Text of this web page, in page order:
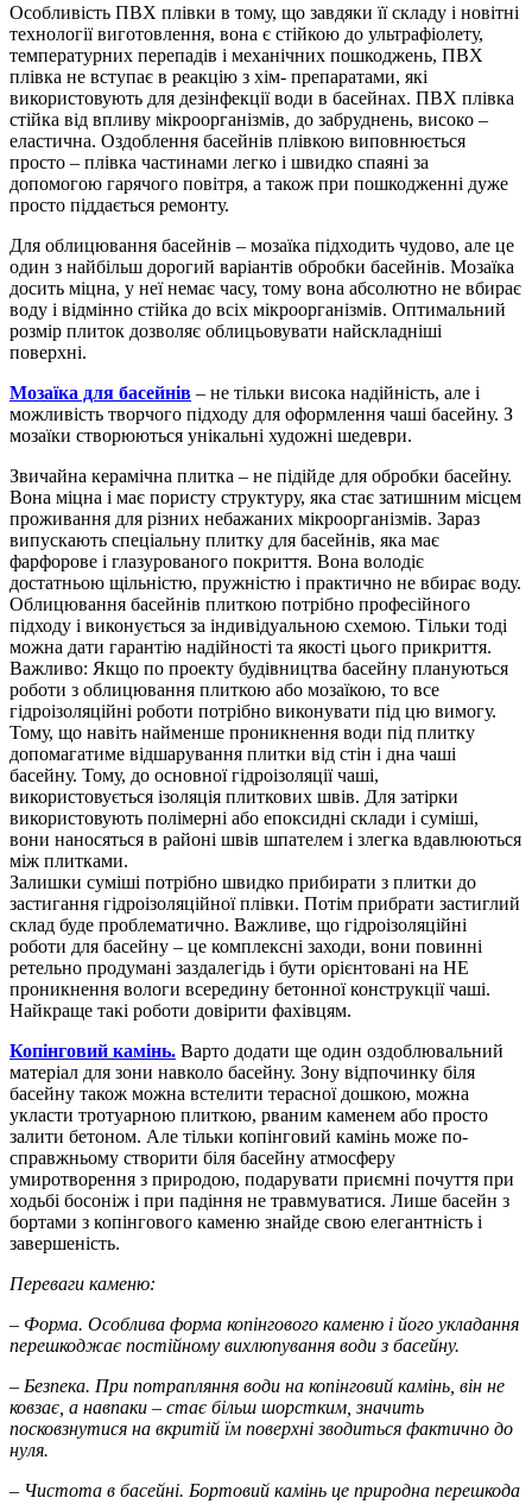
Особливість ПВХ плівки в тому, що завдяки її складу і новітні
технології виготовлення, вона є стійкою до ультрафіолету,
температурних перепадів і механічних пошкоджень, ПВХ
плівка не вступає в реакцію з хім- препаратами, які
використовують для дезінфекції води в басейнах. ПВХ плівка
стійка від впливу мікроорганізмів, до забруднень, високо –
еластична. Оздоблення басейнів плівкою виповнюється
просто – плівка частинами легко і швидко спаяні за
допомогою гарячого повітря, а також при пошкодженні дуже
просто піддається ремонту.
Для облицювання басейнів – мозаїка підходить чудово, але це
один з найбільш дорогий варіантів обробки басейнів. Мозаїка
досить міцна, у неї немає часу, тому вона абсолютно не вбирає
воду і відмінно стійка до всіх мікроорганізмів. Оптимальний
розмір плиток дозволяє облицьовувати найскладніші
поверхні.
Мозаїка для басейнів – не тільки висока надійність, але і
можливість творчого підходу для оформлення чаші басейну. З
мозаїки створюються унікальні художні шедеври.
Звичайна керамічна плитка – не підійде для обробки басейну.
Вона міцна і має пористу структуру, яка стає затишним місцем
проживання для різних небажаних мікроорганізмів. Зараз
випускають спеціальну плитку для басейнів, яка має
фарфорове і глазурованого покриття. Вона володіє
достатньою щільністю, пружністю і практично не вбирає воду.
Облицювання басейнів плиткою потрібно професійного
підходу і виконується за індивідуальною схемою. Тільки тоді
можна дати гарантію надійності та якості цього прикриття.
Важливо: Якщо по проекту будівництва басейну плануються
роботи з облицювання плиткою або мозаїкою, то все
гідроізоляційні роботи потрібно виконувати під цю вимогу.
Тому, що навіть найменше проникнення води під плитку
допомагатиме відшарування плитки від стін і дна чаші
басейну. Тому, до основної гідроізоляції чаші,
використовується ізоляція плиткових швів. Для затірки
використовують полімерні або епоксидні склади і суміші,
вони наносяться в районі швів шпателем і злегка вдавлюються
між плитками.
Залишки суміші потрібно швидко прибирати з плитки до
застигання гідроізоляційної плівки. Потім прибрати застиглий
склад буде проблематично. Важливе, що гідроізоляційні
роботи для басейну – це комплексні заходи, вони повинні
ретельно продумані заздалегідь і бути орієнтовані на НЕ
проникнення вологи всередину бетонної конструкції чаші.
Найкраще такі роботи довірити фахівцям.
Копінговий камінь. Варто додати ще один оздоблювальний
матеріал для зони навколо басейну. Зону відпочинку біля
басейну також можна встелити терасної дошкою, можна
укласти тротуарною плиткою, рваним каменем або просто
залити бетоном. Але тільки копінговий камінь може по-
справжньому створити біля басейну атмосферу
умиротворення з природою, подарувати приємні почуття при
ходьбі босоніж і при падіння не травмуватися. Лише басейн з
бортами з копінгового каменю знайде свою елегантність і
завершеність.
Переваги каменю:
– Форма. Особлива форма копінгового каменю і його укладання
перешкоджає постійному вихлюпування води з басейну.
– Безпека. При потрапляння води на копінговий камінь, він не
ковзає, а навпаки – стає більш шорстким, значить
посковзнутися на вкритій їм поверхні зводиться фактично до
нуля.
– Чистота в басейні. Бортовий камінь це природна перешкода